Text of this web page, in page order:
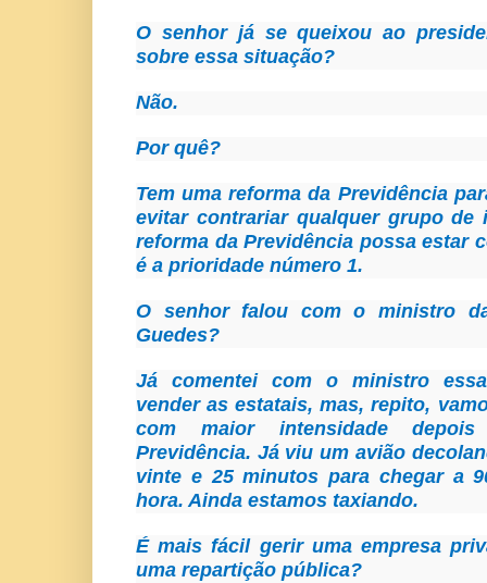
O senhor já se queixou ao
sobre essa situação?
Não.
Por quê?
Tem uma reforma da Previdência
evitar contrariar qualquer grupo de
reforma da Previdência possa estar
é a prioridade número 1.
O senhor falou com o ministro
Guedes?
Já comentei com o ministro
vender as estatais, mas, repito,
com maior intensidade
Previdência. Já viu um avião
vinte e 25 minutos para chegar a
hora. Ainda estamos taxiando.
É mais fácil gerir uma empresa
uma repartição pública?